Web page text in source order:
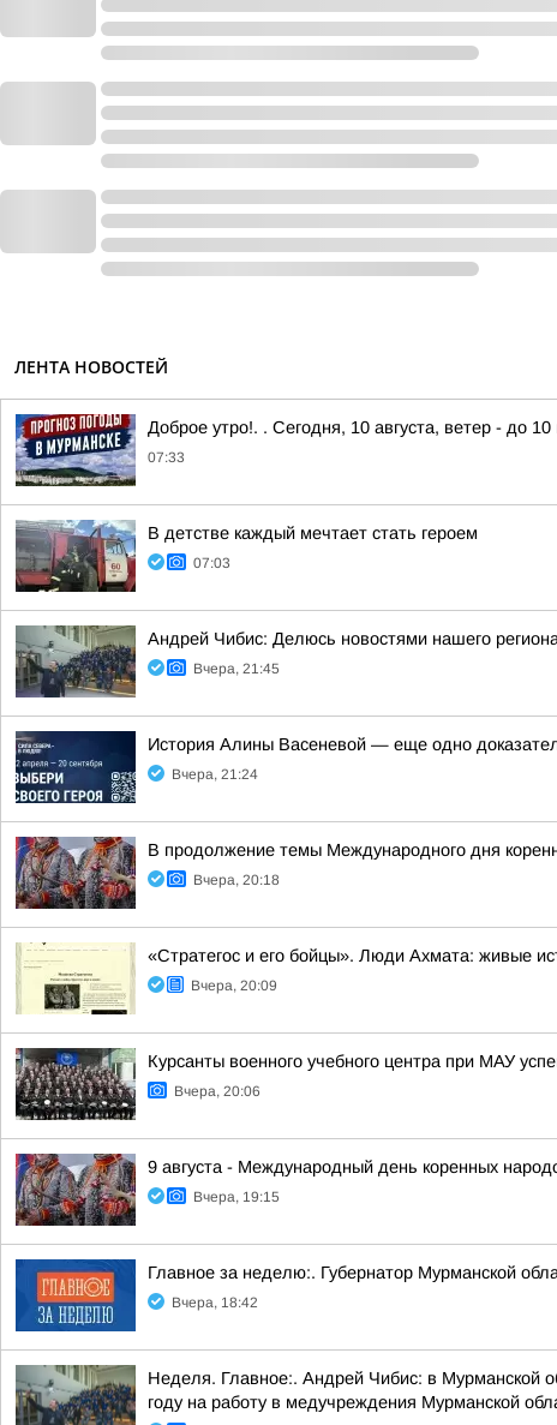
ЛЕНТА НОВОСТЕЙ
Доброе утро!. . Сегодня, 10 августа, ветер - до 10
07:33
В детстве каждый мечтает стать героем
07:03
Андрей Чибис: Делюсь новостями нашего
Вчера, 21:45
История Алины Васеневой — еще одно
Вчера, 21:24
В продолжение темы Международного дня
Вчера, 20:18
«Стратегос и его бойцы». Люди Ахмата: живые
Вчера, 20:09
Курсанты военного учебного центра при МАУ
Вчера, 20:06
9 августа - Международный день коренных
Вчера, 19:15
Главное за неделю:. Губернатор Мурманской
Вчера, 18:42
Неделя. Главное:. Андрей Чибис: в Мурманской
году на работу в медучреждения Мурманской